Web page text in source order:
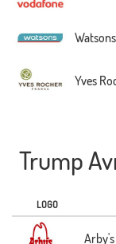
Watsons
Yves
Trump
LOGO
Arby's